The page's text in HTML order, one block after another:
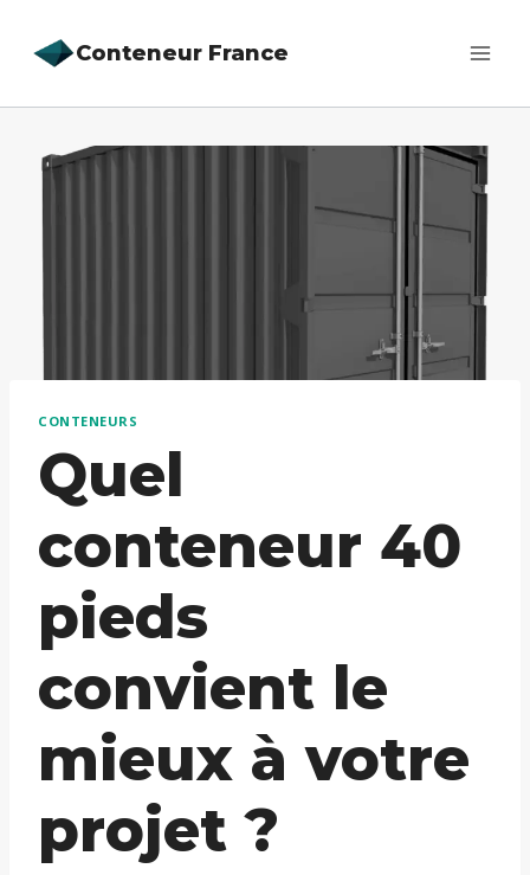
Conteneur France
CONTENEURS
Quel
conteneur 40
pieds
convient le
mieux à votre
projet ?